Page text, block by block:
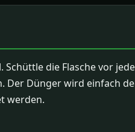
die Flasche vor
Dünger wird einfach
werden.